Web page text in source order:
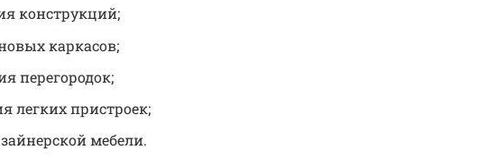
конструкций;
каркасов;
перегородок;
легких пристроек;
мебели.